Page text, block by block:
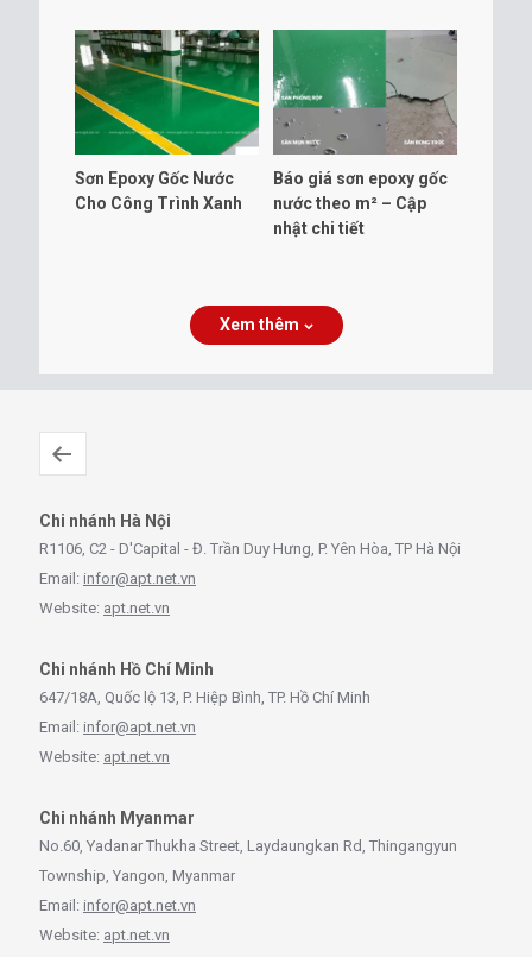
Sơn Epoxy Gốc Nước
Cho Công Trình Xanh
Báo giá sơn epoxy gốc
nước theo m² – Cập
nhật chi tiết
Xem thêm
Chi nhánh Hà Nội
R1106, C2 - D'Capital - Đ. Trần Duy Hưng, P. Yên Hòa, TP Hà Nội
Email: infor@apt.net.vn
Website: apt.net.vn
Chi nhánh Hồ Chí Minh
647/18A, Quốc lộ 13, P. Hiệp Bình, TP. Hồ Chí Minh
Email: infor@apt.net.vn
Website: apt.net.vn
Chi nhánh Myanmar
No.60, Yadanar Thukha Street, Laydaungkan Rd, Thingangyun
Township, Yangon, Myanmar
Email: infor@apt.net.vn
Website: apt.net.vn